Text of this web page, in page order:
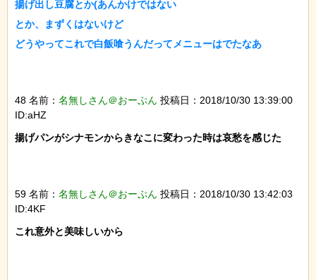
揚げ出し豆腐とか(あんかけではない
とか、まずくはないけど
どうやってこれで白飯喰うんだってメニューはでたなあ
48 名前： 名無しさん＠おーぷん 投稿日：2018/10/30 13:39:00
ID:aHZ
揚げパンがシナモンからきなこに変わった時は哀愁を感じた
59 名前： 名無しさん＠おーぷん 投稿日：2018/10/30 13:42:03
ID:4KF
これ意外と美味しいから